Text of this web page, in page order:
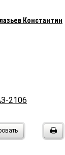
Константин
2106